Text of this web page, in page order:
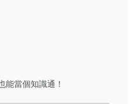
能當個知識通！